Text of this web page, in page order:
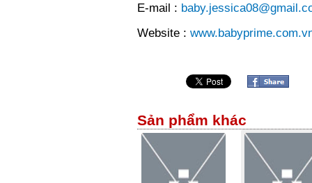
E-mail :
Website :
Sản phẩm khác